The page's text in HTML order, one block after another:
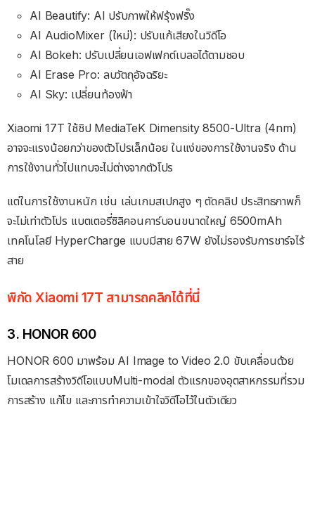
AI Beautify: AI ปรับภาพให้ฟรุ้งฟริ๊ง
AI AudioMixer (ใหม่): ปรับแก้เสียงในวิดีโอ
AI Bokeh: ปรับเปลี่ยนเอฟเฟกต์เบลอได้ตามชอบ
AI Erase Pro: ลบวัตถุอัจฉริยะ
AI Sky: เปลี่ยนท้องฟ้า
Xiaomi 17T ใช้ชิป MediaTeK Dimensity 8500-Ultra (4nm)
อาจจะแรงน้อยกว่าของตัวโปรเล็กน้อย ในแง่ของการใช้งานจริง ด้าน
การใช้งานทั่วไปแทบจะไม่ต่างจากตัวโปร
แต่ในการใช้งานหนัก เช่น เล่นเกมสเปกสูง ๆ ตัดคลิป ประสิทธภาพก็
จะไม่เท่าตัวโปร แบตเตอรี่ซิลิคอนคาร์บอนขนาดใหญ่ 6500mAh
เทคโนโลยี HyperCharge แบบมีสาย 67W ยังไม่รองรับการชาร์จไร้
สาย
พิกัด Xiaomi 17T สามารถคลิกได้ที่นี่
3. HONOR 600
HONOR 600 มาพร้อม AI Image to Video 2.0 ขับเคลื่อนด้วย
โมเดลการสร้างวิดีโอแบบMulti-modal ตัวแรกของอุตสาหกรรมที่รวม
การสร้าง แก้ไข และการทำความเข้าใจวิดีโอไว้ในตัวเดียว